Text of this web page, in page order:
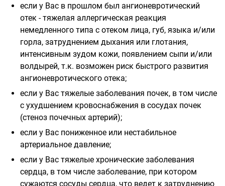
если у Вас в прошлом был ангионевротический
отек - тяжелая аллергическая реакция
немедленного типа с отеком лица, губ, языка и/или
горла, затруднением дыхания или глотания,
интенсивным зудом кожи, появлением сыпи и/или
волдырей, т.к. возможен риск быстрого развития
ангионевротического отека;
если у Вас тяжелые заболевания почек, в том числе
с ухудшением кровоснабжения в сосудах почек
(стеноз почечных артерий);
если у Вас пониженное или нестабильное
артериальное давление;
если у Вас тяжелые хронические заболевания
сердца, в том числе заболевание, при котором
сужаются сосуды сердца, что ведет к затруднению